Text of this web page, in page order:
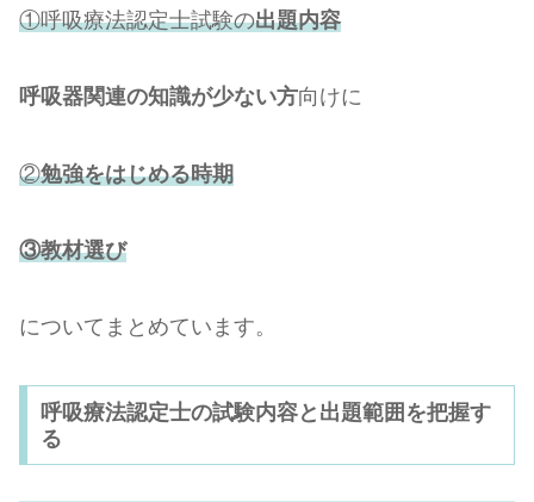
①呼吸療法認定士試験の出題内容
呼吸器関連の知識が少ない方向けに
②勉強をはじめる時期
③教材選び
についてまとめています。
呼吸療法認定士の試験内容と出題範囲を把握す
る